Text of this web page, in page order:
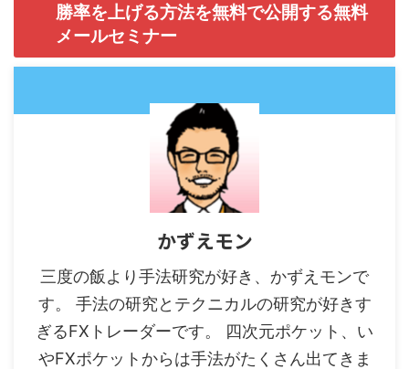
勝率を上げる方法を無料で公開する無料
メールセミナー
かずえモン
三度の飯より手法研究が好き、かずえモンで
す。 手法の研究とテクニカルの研究が好きす
ぎるFXトレーダーです。 四次元ポケット、い
やFXポケットからは手法がたくさん出てきま